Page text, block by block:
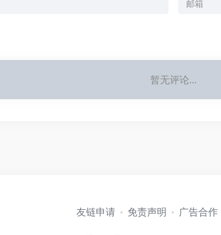
暂无评论...
友链申请 免责声明 广告合作